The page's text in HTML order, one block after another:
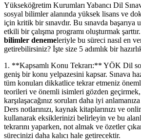
Yükseköğretim Kurumları Yabancı Dil
sosyal bilimler alanında yüksek lisans ve
için kritik bir sınavdır. Bu sınavda başarıya
etkili bir çalışma programı oluşturmak
bilimler denemeleriyle bu süreci nasıl en
getirebilirsiniz? İşte size 5 adımlık bir
1. **Kapsamlı Konu Tekrarı:** YÖK Dil
geniş bir konu yelpazesini kapsar. Sınava
tüm konuları dikkatlice tekrar etmeniz
teorileri ve önemli isimleri gözden
karşılaşacağınız soruları daha iyi
Ders notlarınızı, kaynak kitaplarınızı ve
kullanarak eksiklerinizi belirleyin ve bu
tekrarını yaparken, not almak ve özetler
sürecinizi daha kalıcı hale getirecektir.